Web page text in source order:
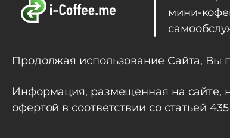
мини-
Продолжая использование Сайта, Вы
Информация, размещенная на сайте,
офертой в соответствии со статьей